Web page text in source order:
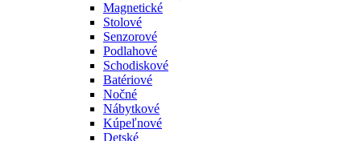
Magnetické
Stolové
Senzorové
Podlahové
Schodiskové
Batériové
Nočné
Nábytkové
Kúpeľnové
Detské